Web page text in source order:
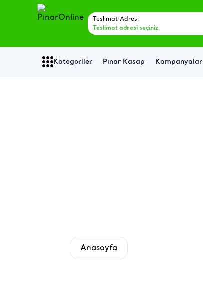
Teslimat Adresi
Teslimat adresi seçiniz
Kategoriler Pınar Kasap Kampanyalar
Anasayfa